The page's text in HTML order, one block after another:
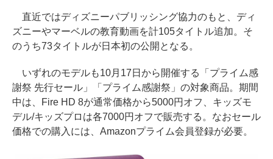
直近ではディズニーパブリッシング協力のもと、ディ
ズニーやマーベルの教育動画を計105タイトル追加。そ
のうち73タイトルが日本初の公開となる。
いずれのモデルも10月17日から開催する「プライム感
謝祭 先行セール」「プライム感謝祭」の対象商品。期間
中は、Fire HD 8が通常価格から5000円オフ、キッズモ
デル/キッズプロは各7000円オフで販売する。なおセール
価格での購入には、Amazonプライム会員登録が必要。